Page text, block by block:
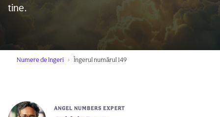
tine.
Numere de îngeri Îngerul numărul 149
ANGEL NUMBERS EXPERT